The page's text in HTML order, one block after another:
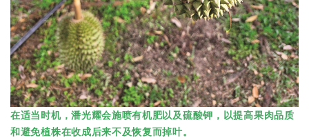
在适当时机，潘光耀会施喷有机肥以及硫酸钾，以提高果肉品质
和避免植株在收成后来不及恢复而掉叶。